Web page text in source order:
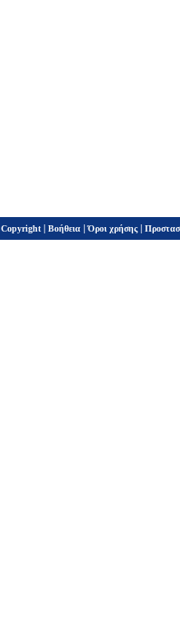
Copyright | Βοήθεια |Όροι χρήσης |